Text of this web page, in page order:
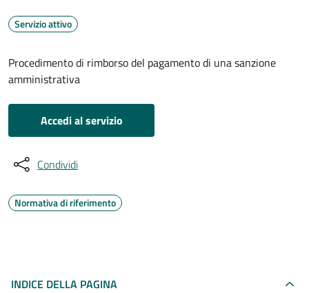
Servizio attivo
Procedimento di rimborso del pagamento di una sanzione
amministrativa
Accedi al servizio
Condividi
Normativa di riferimento
INDICE DELLA PAGINA